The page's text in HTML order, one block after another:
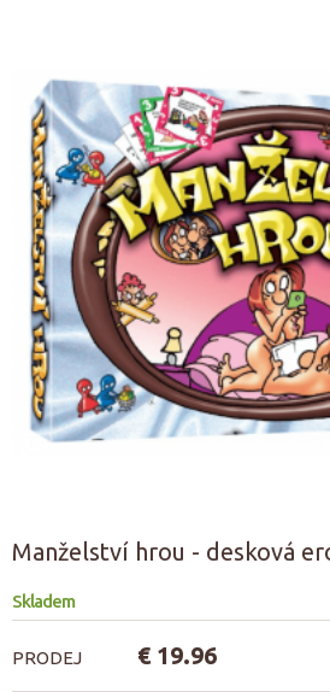
Manželství hrou - desková
Skladem
PRODEJ € 19.96